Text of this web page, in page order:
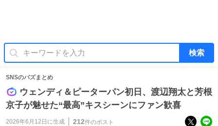
検索
SNSのバズまとめ
ウェンディ＆ピーターパン初日、渡辺翔太と芳根
京子が魅せた“最高”キスシーンにファン歓喜
2026年6月12日 に生成 212件のポスト